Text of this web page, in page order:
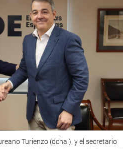
Turienzo (dcha.), y el secretario